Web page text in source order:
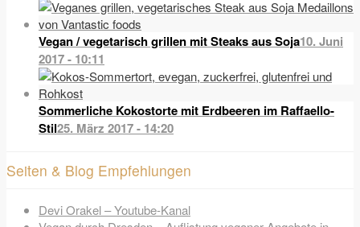
Vegan / vegetarisch grillen mit Steaks aus Soja10. Juni
2017 - 10:11
Sommerliche Kokostorte mit Erdbeeren im Raffaello-
Stil25. März 2017 - 14:20
Seiten & Blog Empfehlungen
Devi Orakel – Youtube-Kanal